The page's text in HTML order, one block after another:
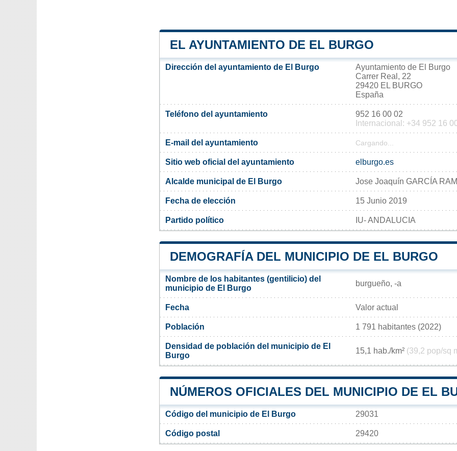
EL AYUNTAMIENTO DE EL BURGO
Dirección del ayuntamiento de El Burgo
Ayuntamiento de El Burgo
Carrer Real, 22
29420 EL BURGO
España
Teléfono del ayuntamiento
952 16 00 02
Internacional: +34 952 16
E-mail del ayuntamiento Cargando...
Sitio web oficial del ayuntamiento elburgo.es
Alcalde municipal de El Burgo Jose Joaquín GARCÍA
Fecha de elección 15 Junio 2019
Partido político IU- ANDALUCIA
DEMOGRAFÍA DEL MUNICIPIO DE EL BURGO
Nombre de los habitantes (gentilicio) del
municipio de El Burgo
burgueño, -a
Fecha Valor actual
Población 1 791 habitantes (2022)
Densidad de población del municipio de El
Burgo
15,1 hab./km² (39,2 pop/sq
NÚMEROS OFICIALES DEL MUNICIPIO DE EL
Código del municipio de El Burgo 29031
Código postal 29420